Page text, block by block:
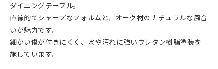
ダイニングテーブル。
直線的でシャープなフォルムと、オーク材のナチュラルな風合
いが魅力です。
細かい傷が付きにくく、水や汚れに強いウレタン樹脂塗装を
施しています。